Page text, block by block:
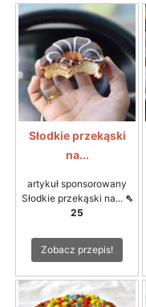
Słodkie przekąski
na...
artykuł sponsorowany
Słodkie przekąski na... ⇖
25
Zobacz przepis!